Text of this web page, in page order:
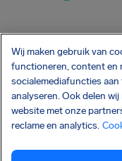
Wij maken gebruik van
functioneren, content en
socialemediafuncties
analyseren. Ook delen
website met onze
reclame en analytics.